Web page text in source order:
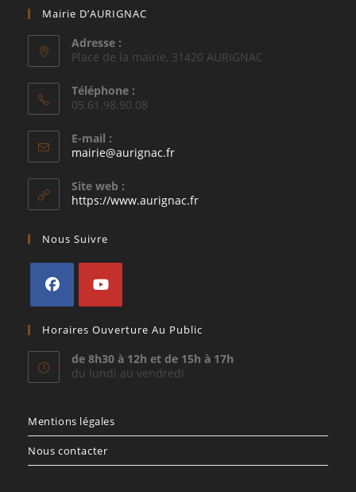
Mairie D’AURIGNAC
Adresse :
Place de la mairie, 31420 AURIGNAC
Téléphone :
05.61.98.90.08
E-mail :
mairie@aurignac.frS’ouvre
application
Site web :
https://www.aurignac.fr
Nous Suivre
dans
un
nouvel
dans
un
nouvel
Horaires Ouverture Au Public
de 8h30 à 12h et de 15h à 17h
du lundi au vendredi
Mentions légales
Nous contacter